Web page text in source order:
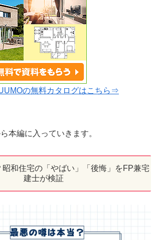
の無料カタログはこちら⇒
本編に入っていきます。
和住宅の「やばい」「後悔」をFP兼宅
建士が検証